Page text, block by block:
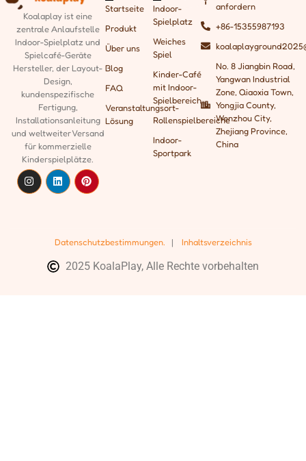
Koalaplay ist eine
zentrale Anlaufstelle
Indoor-Spielplatz und
Spielcafé-Geräte
Hersteller, der Layout-
Design,
kundenspezifische
Fertigung,
Installationsanleitung
und weltweiter Versand
für kommerzielle
Kinderspielplätze.
Startseite
Produkt
Über uns
Blog
FAQ
Veranstaltungsort-
Lösung
Indoor-
Spielplatz
Weiches
Spiel
Kinder-Café
mit Indoor-
Spielbereich
Rollenspielbereiche
Indoor-
Sportpark
anfordern
+86-15355987193
No. 8 Jiangbin Road,
Yangwan Industrial
Zone, Qiaoxia Town,
Yongjia County,
Wenzhou City,
Zhejiang Province,
China
Datenschutzbestimmungen. | Inhaltsverzeichnis
2025 KoalaPlay, Alle Rechte vorbehalten